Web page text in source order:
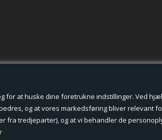
at huske dine foretrukne indstillinger. Ved
og at vores markedsføring bliver relevant
tredjeparter), og at vi behandler de